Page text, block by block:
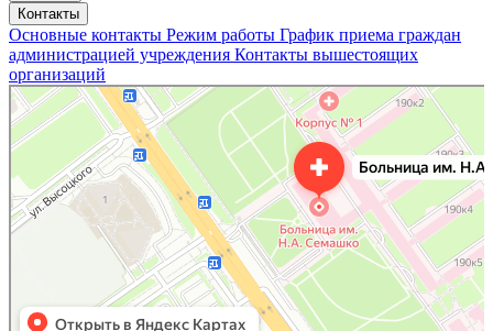
Контакты
Основные контакты Режим работы График приема граждан
администрацией учреждения Контакты вышестоящих
организаций
«Нижегородская областная клиническая больница имени Н.А. Семашко»
Отделение больницы, госпиталя в Нижнем Новгороде
Больница для взрослых в Нижнем Новгороде